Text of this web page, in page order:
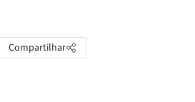
Compartilhar